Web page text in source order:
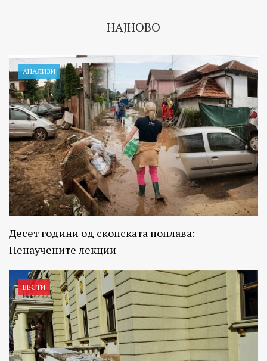
НАЈНОВО
АНАЛИЗИ
Десет години од скопската поплава:
Ненаучените лекции
ВЕСТИ